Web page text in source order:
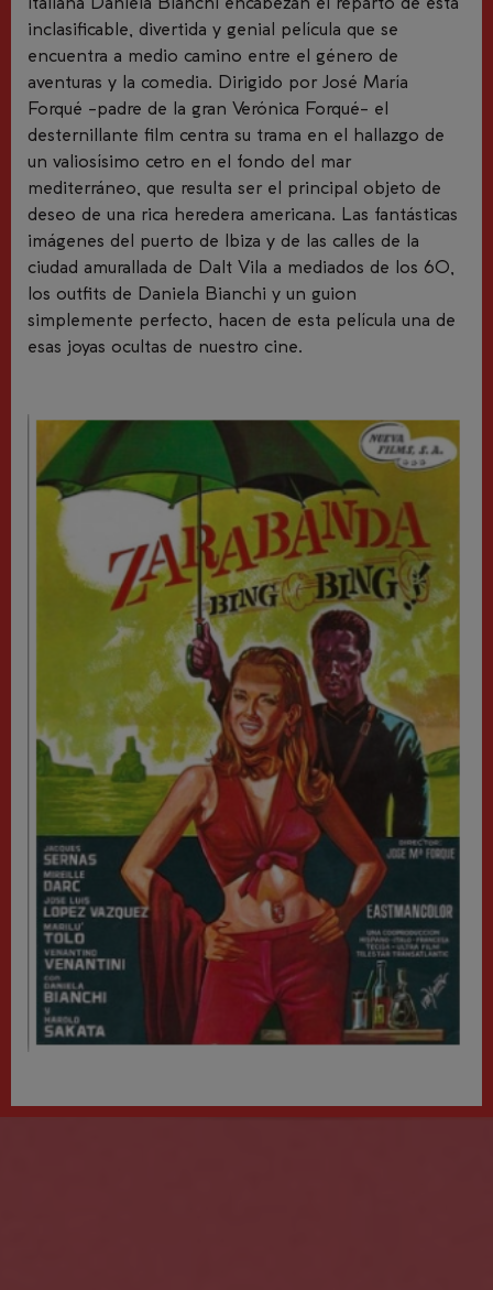
italiana Daniela Bianchi encabezan el reparto de esta
inclasificable, divertida y genial película que se
encuentra a medio camino entre el género de
aventuras y la comedia. Dirigido por José María
Forqué -padre de la gran Verónica Forqué- el
desternillante film centra su trama en el hallazgo de
un valiosísimo cetro en el fondo del mar
mediterráneo, que resulta ser el principal objeto de
deseo de una rica heredera americana. Las fantásticas
imágenes del puerto de Ibiza y de las calles de la
ciudad amurallada de Dalt Vila a mediados de los 60,
los outfits de Daniela Bianchi y un guion
simplemente perfecto, hacen de esta película una de
esas joyas ocultas de nuestro cine.